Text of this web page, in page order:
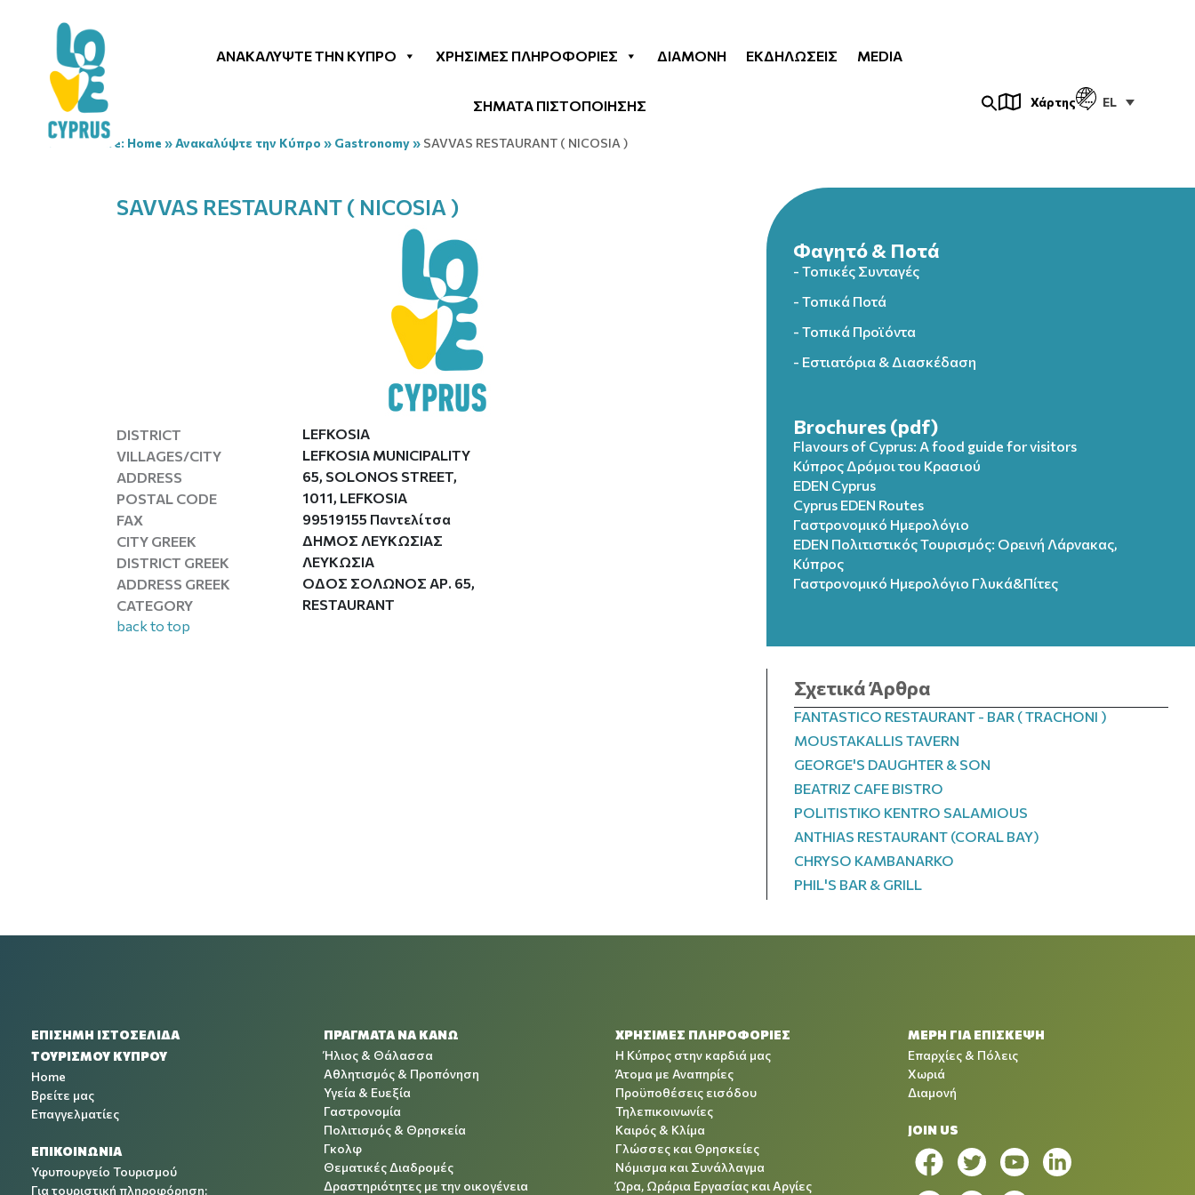
ΑΝΑΚΑΛΎΨΤΕ ΤΗΝ ΚΎΠΡΟ ΧΡΉΣΙΜΕΣ ΠΛΗΡΟΦΟΡΊΕΣ ΔΙΑΜΟΝΉ ΕΚΔΗΛΏΣΕΙΣ MEDIA
ΣΗΜΑΤΑ ΠΙΣΤΟΠΟΙΗΣΗΣ Χάρτης EL
You are here: Home »Ανακαλύψτε την Κύπρο » Gastronomy» SAVVAS RESTAURANT ( NICOSIA )
SAVVAS RESTAURANT ( NICOSIA )
DISTRICT
LEFKOSIA
VILLAGES/CITY
LEFKOSIA MUNICIPALITY
ADDRESS
65, SOLONOS STREET,
POSTAL CODE
1011, LEFKOSIA
FAX
99519155 Παντελίτσα
CITY GREEK
ΔΗΜΟΣ ΛΕΥΚΩΣΙΑΣ
DISTRICT GREEK
ΛΕΥΚΩΣΙΑ
ADDRESS GREEK
ΟΔΟΣ ΣΟΛΩΝΟΣ ΑΡ. 65,
CATEGORY
RESTAURANT
back to top
Φαγητό & Ποτά
- Τοπικές Συνταγές
- Τοπικά Ποτά
- Τοπικά Προϊόντα
- Εστιατόρια & Διασκέδαση
Brochures (pdf)
Flavours of Cyprus: A food guide for visitors
Κύπρος Δρόμοι του Κρασιού
EDEN Cyprus
Cyprus EDEN Routes
Γαστρονομικό Ημερολόγιο
EDEN Πολιτιστικός Τουρισμός: Ορεινή Λάρνακας,
Κύπρος
Γαστρονομικό Ημερολόγιo Γλυκά&Πίτες
Σχετικά Άρθρα
FANTASTICO RESTAURANT - BAR ( TRACHONI )
MOUSTAKALLIS TAVERN
GEORGE'S DAUGHTER & SON
BEATRIZ CAFE BISTRO
POLITISTIKO KENTRO SALAMIOUS
ANTHIAS RESTAURANT (CORAL BAY)
CHRYSO KAMBANARKO
PHIL'S BAR & GRILL
ΕΠΙΣΗΜΗ ΙΣΤΟΣΕΛΙΔΑ
ΤΟΥΡΙΣΜΟΥ ΚΥΠΡΟΥ
Home
Βρείτε μας
Επαγγελματίες
ΕΠΙΚΟΙΝΩΝΙΑ
Υφυπουργείο Τουρισμού
Για τουριστική πληροφόρηση:
ΠΡΑΓΜΑΤΑ ΝΑ ΚΑΝΩ
Ήλιος & Θάλασσα
Αθλητισμός & Προπόνηση
Υγεία & Ευεξία
Γαστρονομία
Πολιτισμός & Θρησκεία
Γκολφ
Θεματικές Διαδρομές
Δραστηριότητες με την οικογένεια
ΧΡΉΣΙΜΕΣ ΠΛΗΡΟΦΟΡΊΕΣ
Η Κύπρος στην καρδιά μας
Άτομα με Αναπηρίες
Προϋποθέσεις εισόδου
Τηλεπικοινωνίες
Καιρός & Κλίμα
Γλώσσες και Θρησκείες
Νόμισμα και Συνάλλαγμα
Ώρα, Ωράρια Εργασίας και Αργίες
ΜΕΡΗ ΓΙΑ ΕΠΙΣΚΕΨΗ
Επαρχίες & Πόλεις
Χωριά
Διαμονή
JOIN US